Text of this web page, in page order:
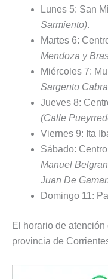
Lunes 5: San
Sarmiento).
Martes 6:
Mendoza y
Miércoles 7:
Sargento
Jueves 8:
(Calle
Viernes 9: Ita
Sábado:
Manuel
Juan De
Domingo 11:
El horario de
provincia de